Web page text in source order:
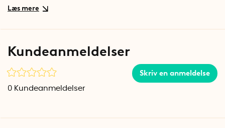
Small
Vægt: ca. 10 gram
Large
Bredde: 12,5 cm
Kundeanmeldelser
Skriv en anmeldelse
0 Kundeanmeldelser